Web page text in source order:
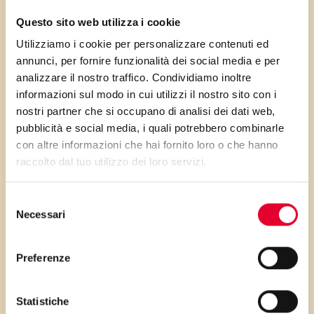
Questo sito web utilizza i cookie
Utilizziamo i cookie per personalizzare contenuti ed
annunci, per fornire funzionalità dei social media e per
analizzare il nostro traffico. Condividiamo inoltre
informazioni sul modo in cui utilizzi il nostro sito con i
nostri partner che si occupano di analisi dei dati web,
pubblicità e social media, i quali potrebbero combinarle
con altre informazioni che hai fornito loro o che hanno
raccolto dal tuo utilizzo dei loro servizi.
delNecessari
Preferenze
Statistiche
Grappa o il Kirsh.
Soffice, morbida ma non di
quelle che si rompono quando
le inzuppi nel caffelatte. Ottima
per la prima colazione ma
anche per ogni momento della
giornata.
PRIMA GLI
INGREDIENTI